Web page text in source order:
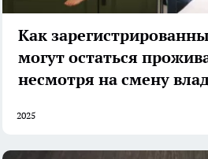
Как
могут остаться
несмотря на смену
2025